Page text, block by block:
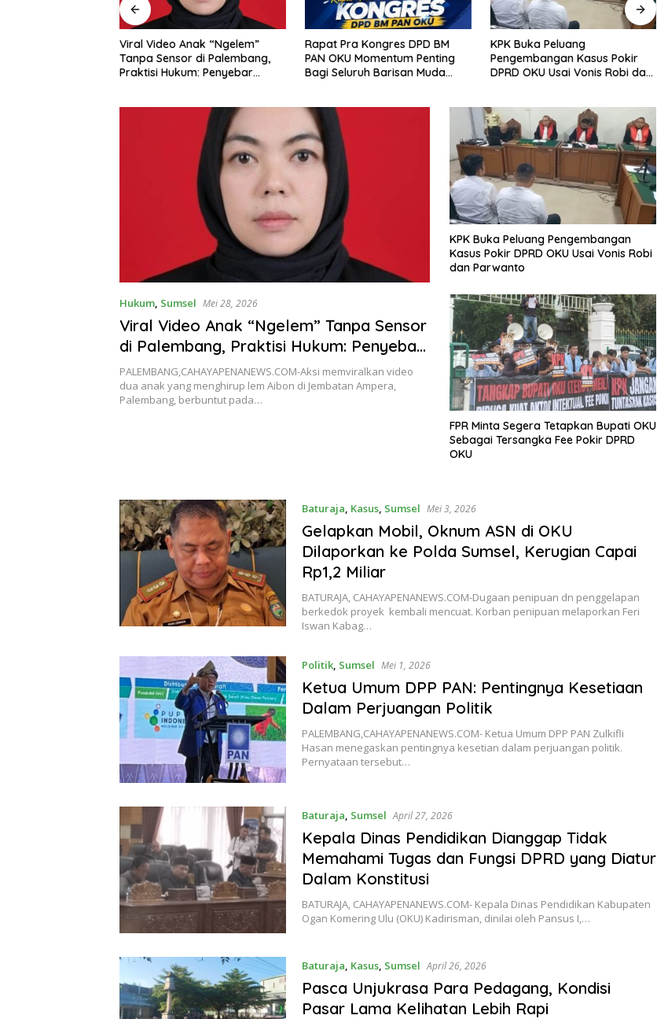
Rapat Pra Kongres DPD BM
PAN OKU Momentum Penting
Bagi Seluruh Barisan Muda
KPK Buka Peluang
Pengembangan Kasus Pokir
DPRD OKU Usai Vonis Robi dan
FPR Minta Segera Tetapkan
Bupati OKU Sebagai Tersangka
Fee Pokir DPRD OKU
Hukum, Sumsel Mei 28, 2026
Viral Video Anak “Ngelem” Tanpa Sensor
di Palembang, Praktisi Hukum: Penyebar
Terancam Pidana
PALEMBANG,CAHAYAPENANEWS.COM-Aksi memviralkan video
dua anak yang menghirup lem Aibon di Jembatan Ampera,
Palembang, berbuntut pada…
KPK Buka Peluang Pengembangan
Kasus Pokir DPRD OKU Usai Vonis Robi
dan Parwanto
FPR Minta Segera Tetapkan Bupati OKU
Sebagai Tersangka Fee Pokir DPRD
OKU
Baturaja, Kasus, Sumsel Mei 3, 2026
Gelapkan Mobil, Oknum ASN di OKU
Dilaporkan ke Polda Sumsel, Kerugian Capai
Rp1,2 Miliar
BATURAJA, CAHAYAPENANEWS.COM-Dugaan penipuan dn penggelapan
berkedok proyek kembali mencuat. Korban penipuan melaporkan Feri
Iswan Kabag…
Politik, Sumsel Mei 1, 2026
Ketua Umum DPP PAN: Pentingnya Kesetiaan
Dalam Perjuangan Politik
PALEMBANG,CAHAYAPENANEWS.COM- Ketua Umum DPP PAN Zulkifli
Hasan menegaskan pentingnya kesetian dalam perjuangan politik.
Pernyataan tersebut…
Baturaja, Sumsel April 27, 2026
Kepala Dinas Pendidikan Dianggap Tidak
Memahami Tugas dan Fungsi DPRD yang Diatur
Dalam Konstitusi
BATURAJA, CAHAYAPENANEWS.COM- Kepala Dinas Pendidikan Kabupaten
Ogan Komering Ulu (OKU) Kadirisman, dinilai oleh Pansus I,…
Baturaja, Kasus, Sumsel April 26, 2026
Pasca Unjukrasa Para Pedagang, Kondisi
Pasar Lama Kelihatan Lebih Rapi